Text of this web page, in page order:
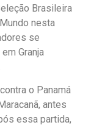
Brasileira
nesta
se
Granja
o Panamá
antes
essa partida,